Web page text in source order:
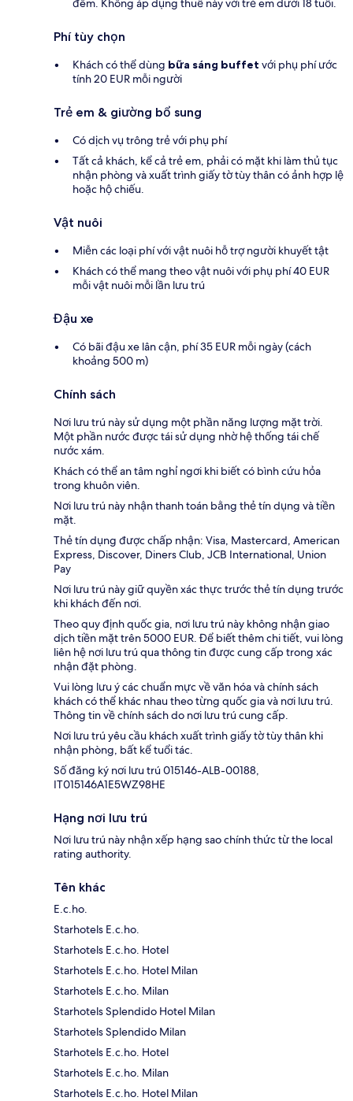
đêm. Không áp dụng thuế này với trẻ em dưới 18 tuổi.
Phí tùy chọn
Khách có thể dùng bữa sáng buffet với phụ phí ước
tính 20 EUR mỗi người
Trẻ em & giường bổ sung
Có dịch vụ trông trẻ với phụ phí
Tất cả khách, kể cả trẻ em, phải có mặt khi làm thủ tục
nhận phòng và xuất trình giấy tờ tùy thân có ảnh hợp lệ
hoặc hộ chiếu.
Vật nuôi
Miễn các loại phí với vật nuôi hỗ trợ người khuyết tật
Khách có thể mang theo vật nuôi với phụ phí 40 EUR
mỗi vật nuôi mỗi lần lưu trú
Đậu xe
Có bãi đậu xe lân cận, phí 35 EUR mỗi ngày (cách
khoảng 500 m)
Chính sách
Nơi lưu trú này sử dụng một phần năng lượng mặt trời.
Một phần nước được tái sử dụng nhờ hệ thống tái chế
nước xám.
Khách có thể an tâm nghỉ ngơi khi biết có bình cứu hỏa
trong khuôn viên.
Nơi lưu trú này nhận thanh toán bằng thẻ tín dụng và tiền
mặt.
Thẻ tín dụng được chấp nhận: Visa, Mastercard, American
Express, Discover, Diners Club, JCB International, Union
Pay
Nơi lưu trú này giữ quyền xác thực trước thẻ tín dụng trước
khi khách đến nơi.
Theo quy định quốc gia, nơi lưu trú này không nhận giao
dịch tiền mặt trên 5000 EUR. Để biết thêm chi tiết, vui lòng
liên hệ nơi lưu trú qua thông tin được cung cấp trong xác
nhận đặt phòng.
Vui lòng lưu ý các chuẩn mực về văn hóa và chính sách
khách có thể khác nhau theo từng quốc gia và nơi lưu trú.
Thông tin về chính sách do nơi lưu trú cung cấp.
Nơi lưu trú yêu cầu khách xuất trình giấy tờ tùy thân khi
nhận phòng, bất kể tuổi tác.
Số đăng ký nơi lưu trú 015146-ALB-00188,
IT015146A1E5WZ98HE
Hạng nơi lưu trú
Nơi lưu trú này nhận xếp hạng sao chính thức từ the local
rating authority.
Tên khác
E.c.ho.
Starhotels E.c.ho.
Starhotels E.c.ho. Hotel
Starhotels E.c.ho. Hotel Milan
Starhotels E.c.ho. Milan
Starhotels Splendido Hotel Milan
Starhotels Splendido Milan
Starhotels E.c.ho. Hotel
Starhotels E.c.ho. Milan
Starhotels E.c.ho. Hotel Milan